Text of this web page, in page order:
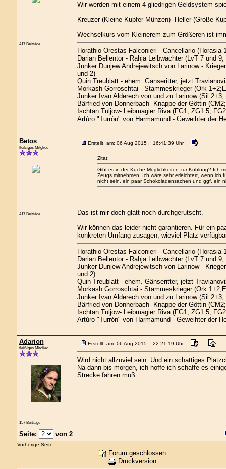
417 Beiträge
Wir werden mit einem 4 gliedrigen Geldsystem
Kreuzer (Kleine Kupfer Münzen)- Heller (Große
Wechselkurs vom Kleinerem zum Größeren ist
Horathio Orestas Falconieri - Cancellario (Horasia
Darian Bellentor - Rahja Leibwächter (LvT 7 und
Junker Dunjew Andrejewitsch von Larinow -
und 2)
Quin Treublatt - ehem. Gänseritter, jetzt
Morkash Gorroschtai - Stammeskrieger (Ork
Junker Ivan Alderech von und zu Larinow (Sil 2+3,
Bärfried von Donnerbach- Knappe der Göttin
Ischtan Tuljow- Leibmagier Riva (FG1; ZG1.5;
Artúro "Turrón" von Harmamund - Geweihter der
Betos
fleißiges Mitglied
417 Beiträge
Erstellt am: 06 Aug 2015 : 16:41:39 Uhr
Zitat:
Gibt es in der Küche Möglichkeiten zur Kühlung? Ich
Zeugs mitnehmen. Ich wäre sehr erleichtert, wenn ich
nicht sein, ein paar Schokoladensachen und ggf. ein
Das ist mir doch glatt noch durchgerutscht.
Wir können das leider nicht garantieren. Für ein
konkreten Umfang zusagen, wieviel Platz
Horathio Orestas Falconieri - Cancellario (Horasia
Darian Bellentor - Rahja Leibwächter (LvT 7 und
Junker Dunjew Andrejewitsch von Larinow -
und 2)
Quin Treublatt - ehem. Gänseritter, jetzt
Morkash Gorroschtai - Stammeskrieger (Ork
Junker Ivan Alderech von und zu Larinow (Sil 2+3,
Bärfried von Donnerbach- Knappe der Göttin
Ischtan Tuljow- Leibmagier Riva (FG1; ZG1.5;
Artúro "Turrón" von Harmamund - Geweihter der
Adarion
fleißiges Mitglied
157 Beiträge
Erstellt am: 06 Aug 2015 : 22:21:19 Uhr
Wird nicht allzuviel sein. Und ein schattiges
Na dann bis morgen, ich hoffe ich schaffe es
Strecke fahren muß.
Seite: von 2
Vorherige Seite
Forum geschlossen
Druckversion